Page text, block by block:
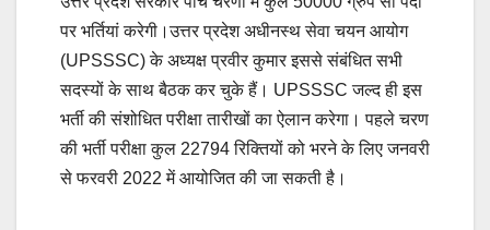
पर भर्तियां करेगी।उत्तर प्रदेश अधीनस्थ सेवा चयन आयोग
(UPSSSC) के अध्यक्ष प्रवीर कुमार इससे संबंधित सभी
सदस्यों के साथ बैठक कर चुके हैं। UPSSSC जल्द ही इस
भर्ती की संशोधित परीक्षा तारीखों का ऐलान करेगा। पहले चरण
की भर्ती परीक्षा कुल 22794 रिक्तियों को भरने के लिए जनवरी
से फरवरी 2022 में आयोजित की जा सकती है।